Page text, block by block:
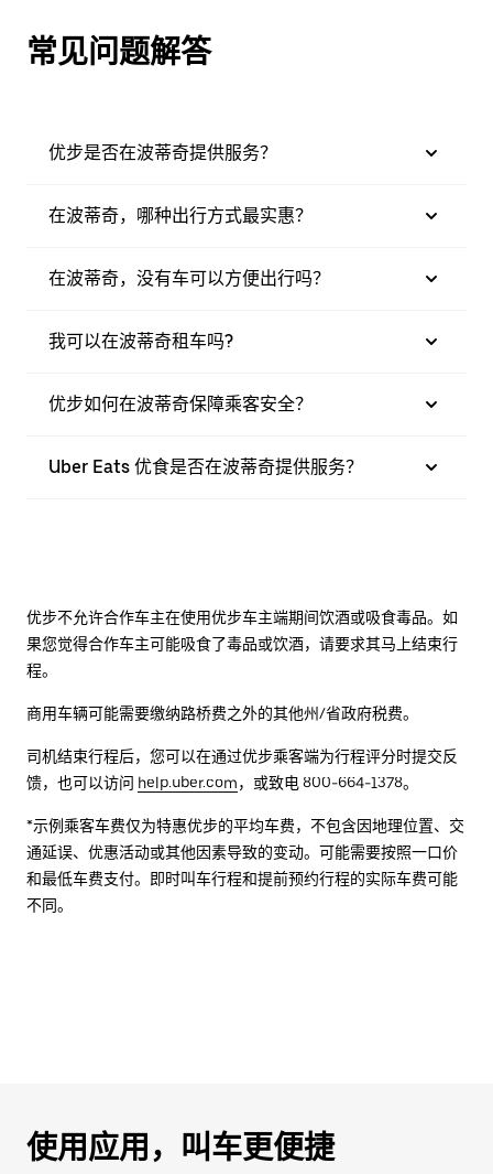
常见问题解答
优步是否在波蒂奇提供服务？
在波蒂奇，哪种出行方式最实惠？
在波蒂奇，没有车可以方便出行吗？
我可以在波蒂奇租车吗?
优步如何在波蒂奇保障乘客安全？
Uber Eats 优食是否在波蒂奇提供服务？
优步不允许合作车主在使用优步车主端期间饮酒或吸食毒品。如
果您觉得合作车主可能吸食了毒品或饮酒，请要求其马上结束行
程。
商用车辆可能需要缴纳路桥费之外的其他州/省政府税费。
司机结束行程后，您可以在通过优步乘客端为行程评分时提交反
馈，也可以访问 help.uber.com，或致电 800-664-1378。
*示例乘客车费仅为特惠优步的平均车费，不包含因地理位置、交
通延误、优惠活动或其他因素导致的变动。可能需要按照一口价
和最低车费支付。即时叫车行程和提前预约行程的实际车费可能
不同。
使用应用，叫车更便捷